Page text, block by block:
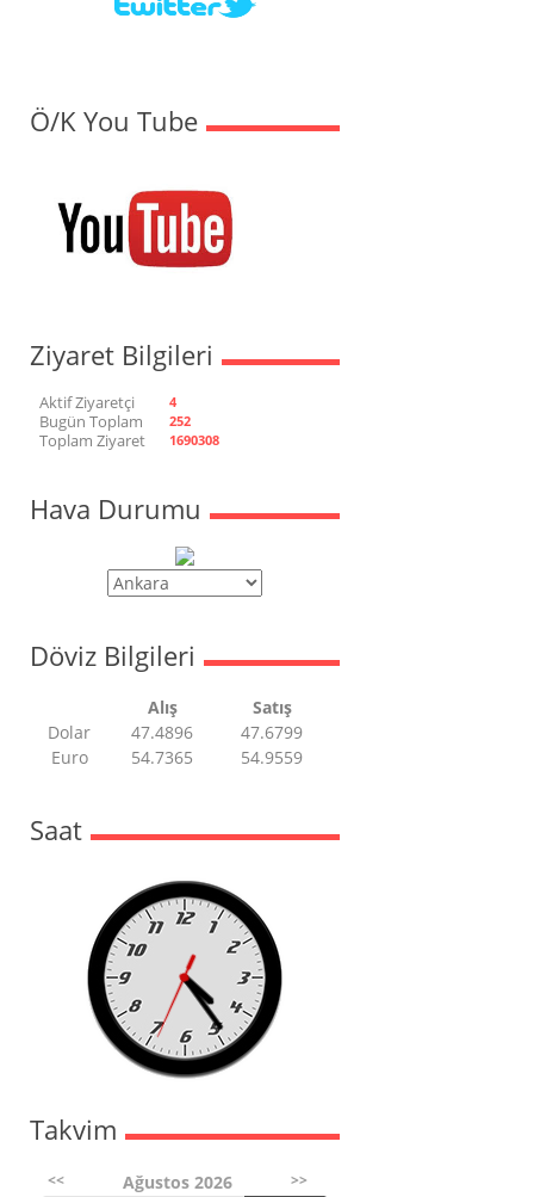
Ö/K You Tube
Ziyaret Bilgileri
Aktif Ziyaretçi 4
Bugün Toplam 252
Toplam Ziyaret 1690308
Hava Durumu
Döviz Bilgileri
Alış
Satış
Dolar
47.4896
47.6799
Euro
54.7365 54.9559
Saat
Takvim
<< Ağustos 2026 >>